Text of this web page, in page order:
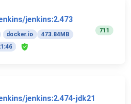
jenkins:2.473
docker.io
473.84MB
711
jenkins:2.474-jdk21